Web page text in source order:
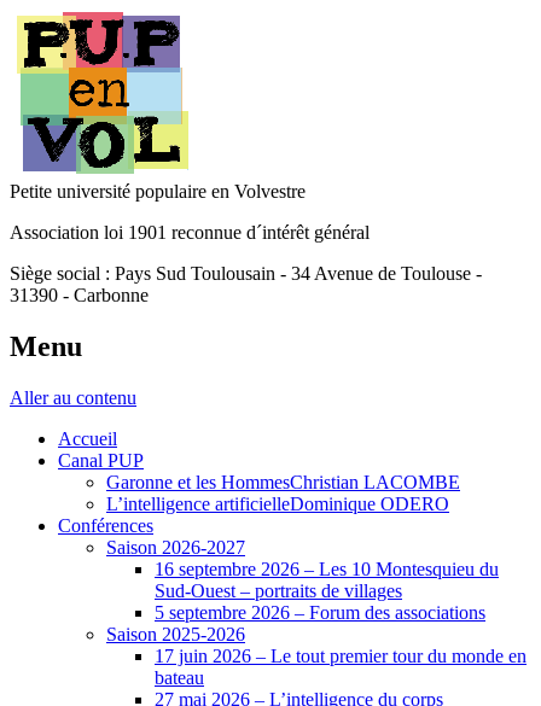
Petite université populaire en Volvestre
Association loi 1901 reconnue d´intérêt général
Siège social : Pays Sud Toulousain - 34 Avenue de Toulouse -
31390 - Carbonne
Menu
Aller au contenu
Accueil
Canal PUP
Garonne et les HommesChristian LACOMBE
L’intelligence artificielleDominique ODERO
Conférences
Saison 2026-2027
16 septembre 2026 – Les 10 Montesquieu du
Sud-Ouest – portraits de villages
5 septembre 2026 – Forum des associations
Saison 2025-2026
17 juin 2026 – Le tout premier tour du monde en
bateau
27 mai 2026 – L’intelligence du corps